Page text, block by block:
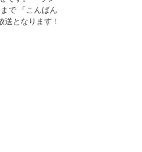
で 「こんばん
となります！